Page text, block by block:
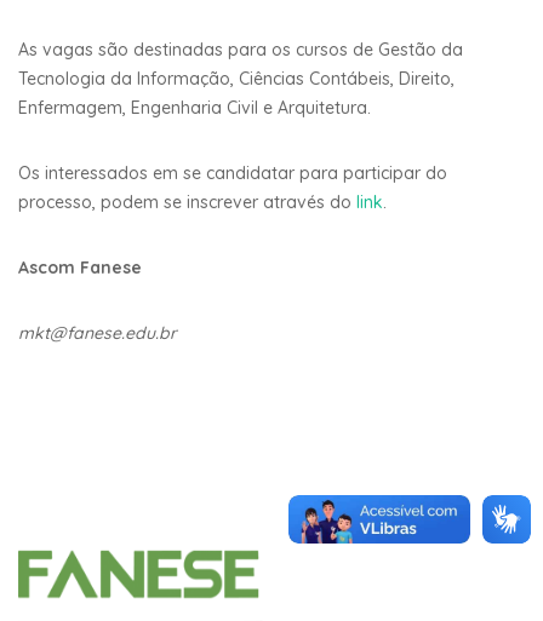
As vagas são destinadas para os cursos de Gestão da
Tecnologia da Informação, Ciências Contábeis, Direito,
Enfermagem, Engenharia Civil e Arquitetura.
Os interessados em se candidatar para participar do
processo, podem se inscrever através do link.
Ascom Fanese
mkt@fanese.edu.br